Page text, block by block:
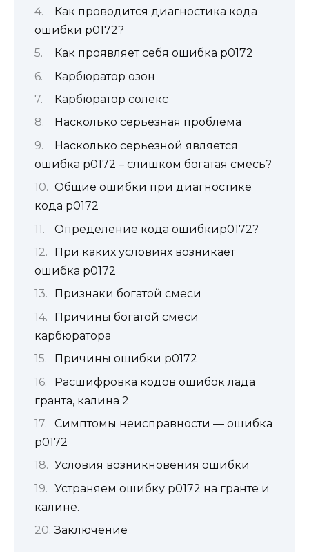
Как проводится диагностика кода
ошибки p0172?
Как проявляет себя ошибка p0172
Карбюратор озон
Карбюратор солекс
Насколько серьезная проблема
Насколько серьезной является
ошибка p0172 – слишком богатая смесь?
Общие ошибки при диагностике
кода p0172
Определение кода ошибкиp0172?
При каких условиях возникает
ошибка p0172
Признаки богатой смеси
Причины богатой смеси
карбюратора
Причины ошибки p0172
Расшифровка кодов ошибок лада
гранта, калина 2
Симптомы неисправности — ошибка
p0172
Условия возникновения ошибки
Устраняем ошибку р0172 на гранте и
калине.
Заключение